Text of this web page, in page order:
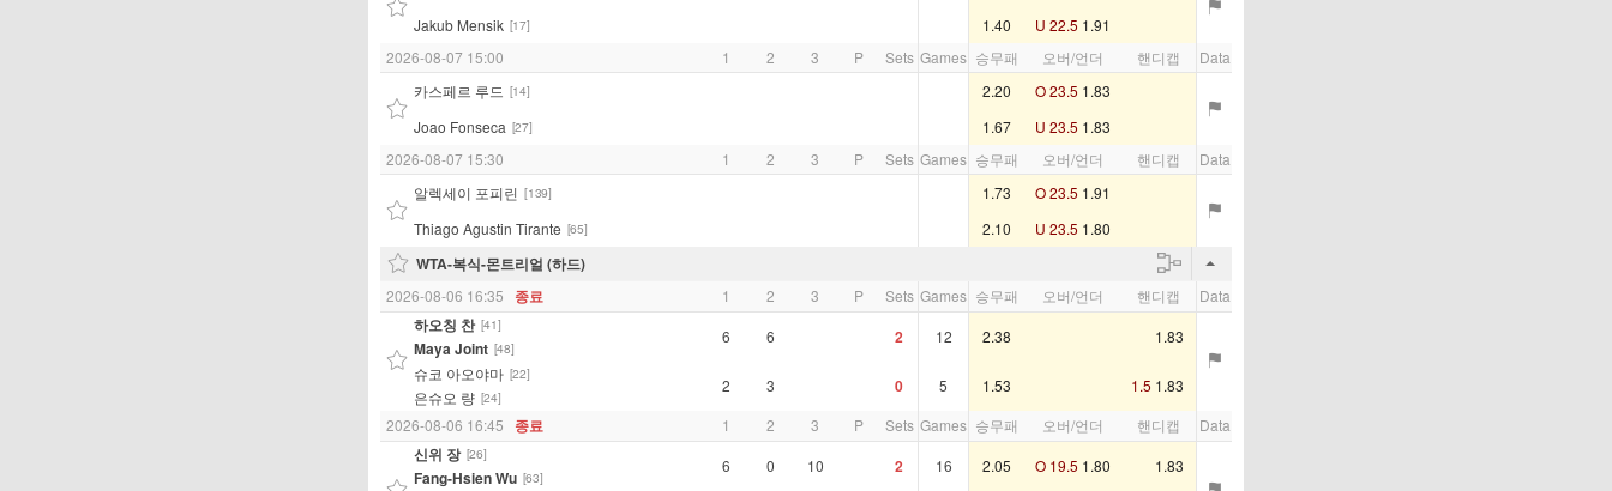
Jakub Mensik [17] 1.40 U 22.5 1.91
2026-08-07 15:00
1 2 3 P Sets Games 승무패 오버/언더 핸디캡
Data
카스페르 루드 [14] 2.20 O 23.5 1.83
Joao Fonseca [27] 1.67 U 23.5 1.83
2026-08-07 15:30
1 2 3 P Sets Games 승무패 오버/언더 핸디캡
Data
알렉세이 포피린 [139] 1.73 O 23.5 1.91
Thiago Agustin Tirante [65] 2.10 U 23.5 1.80
WTA-복식-몬트리얼 (하드)
2026-08-06 16:35 종료 1 2 3 P Sets Games 승무패 오버/언더 핸디캡 Data
하오칭 찬 [41]
Maya Joint [48]
6 6 2 12 2.38
1.83
슈코 아오야마 [22]
은슈오 량 [24]
2 3 0 5 1.53 1.5 1.83
2026-08-06 16:45
종료 1 2 3 P Sets Games 승무패 오버/언더 핸디캡 Data
신위 장 [26]
Fang-Hsien Wu [63]
6 0 10 2 16 2.05 O 19.5 1.80
1.83